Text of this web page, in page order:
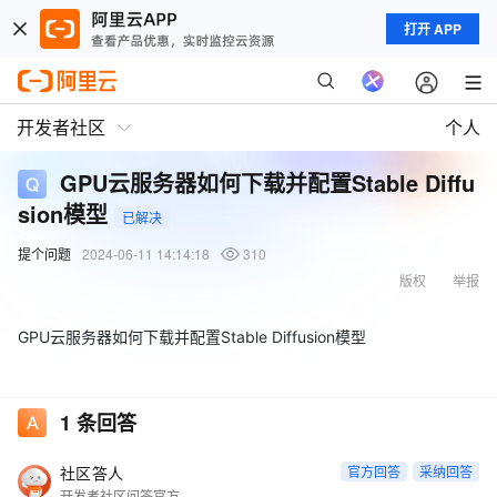
打开 APP
开发者社区 个人
GPU云服务器如何下载并配置Stable Diffu
sion模型
已解决
提个问题 2024-06-11 14:14:18
310
举报
版权
GPU云服务器如何下载并配置Stable Diffusion模型
1 条回答
社区答人 官方回答 采纳回答